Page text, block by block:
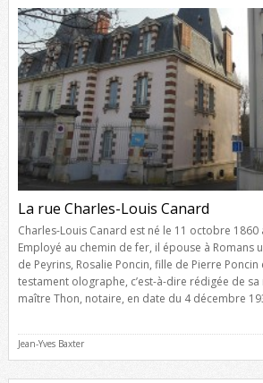
La rue Charles-Louis Canard
Charles-Louis Canard est né le 11 octobre 1860
Employé au chemin de fer, il épouse à Romans
de Peyrins, Rosalie Poncin, fille de Pierre Poncin
testament olographe, c’est-à-dire rédigée de
maître Thon, notaire, en date du 4 décembre
Jean-Yves Baxter